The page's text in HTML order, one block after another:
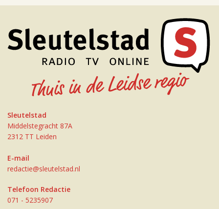
Sleutelstad
Middelstegracht 87A
2312 TT Leiden
E-mail
redactie@sleutelstad.nl
Telefoon Redactie
071 - 5235907